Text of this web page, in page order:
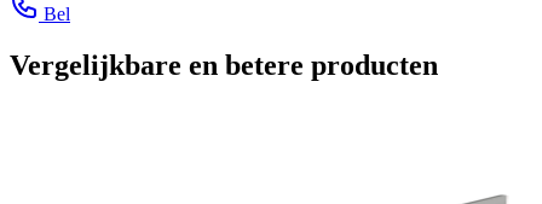
Bel
Vergelijkbare en betere producten